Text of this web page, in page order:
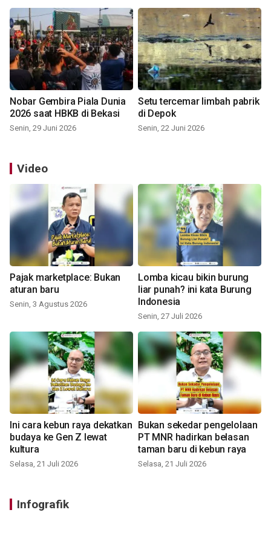
Nobar Gembira Piala Dunia
2026 saat HBKB di Bekasi
Senin, 29 Juni 2026
Setu tercemar limbah pabrik
di Depok
Senin, 22 Juni 2026
Video
Pajak marketplace: Bukan
aturan baru
Senin, 3 Agustus 2026
Lomba kicau bikin burung
liar punah? ini kata Burung
Indonesia
Senin, 27 Juli 2026
Ini cara kebun raya dekatkan
budaya ke Gen Z lewat
kultura
Selasa, 21 Juli 2026
Bukan sekedar pengelolaan
PT MNR hadirkan belasan
taman baru di kebun raya
Selasa, 21 Juli 2026
Infografik